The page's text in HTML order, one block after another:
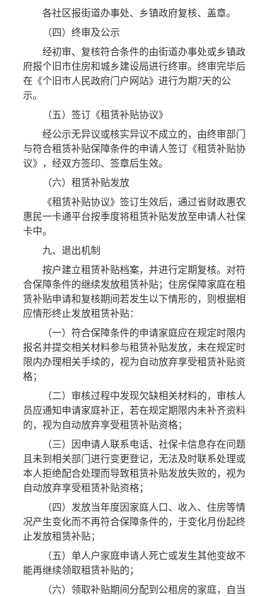
各社区报街道办事处、乡镇政府复核、盖章。
（四）终审及公示
经初审、复核符合条件的由街道办事处或乡镇政
府报个旧市住房和城乡建设局进行终审。终审完毕后
在《个旧市人民政府门户网站》进行为期7天的公
示。
（五）签订《租赁补贴协议》
经公示无异议或核实异议不成立的，由终审部门
与符合租赁补贴保障条件的申请人签订《租赁补贴协
议》，经双方签印、签章后生效。
（六）租赁补贴发放
《租赁补贴协议》签订生效后，通过省财政惠农
惠民一卡通平台按季度将租赁补贴发放至申请人社保
卡中。
九、退出机制
按户建立租赁补贴档案，并进行定期复核。对符
合保障条件的继续发放租赁补贴；住房保障家庭在租
赁补贴申请和复核期间若发生以下情形的，则根据相
应情形终止发放租赁补贴：
（一）符合保障条件的申请家庭应在规定时限内
报名并提交相关材料参与租赁补贴发放，未在规定时
限内办理相关手续的，视为自动放弃享受租赁补贴资
格；
（二）审核过程中发现欠缺相关材料的，审核人
员应通知申请家庭补正，若在规定期限内未补齐资料
的，视为自动放弃享受租赁补贴资格；
（三）因申请人联系电话、社保卡信息存在问题
且未到相关部门进行变更登记，无法及时联系处理或
本人拒绝配合处理而导致租赁补贴发放失败的，视为
自动放弃享受租赁补贴资格；
（四）发放当年度因家庭人口、收入、住房等情
况产生变化而不再符合保障条件的，于变化月份起终
止发放租赁补贴；
（五）单人户家庭申请人死亡或发生其他变故不
能再继续领取租赁补贴的；
（六）领取补贴期间分配到公租房的家庭，自当